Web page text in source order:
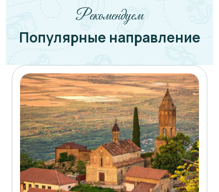
Рекомендуем
Популярные направление